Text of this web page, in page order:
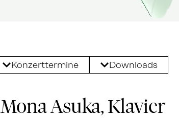
Konzerttermine Downloads
Mona Asuka, Klavier